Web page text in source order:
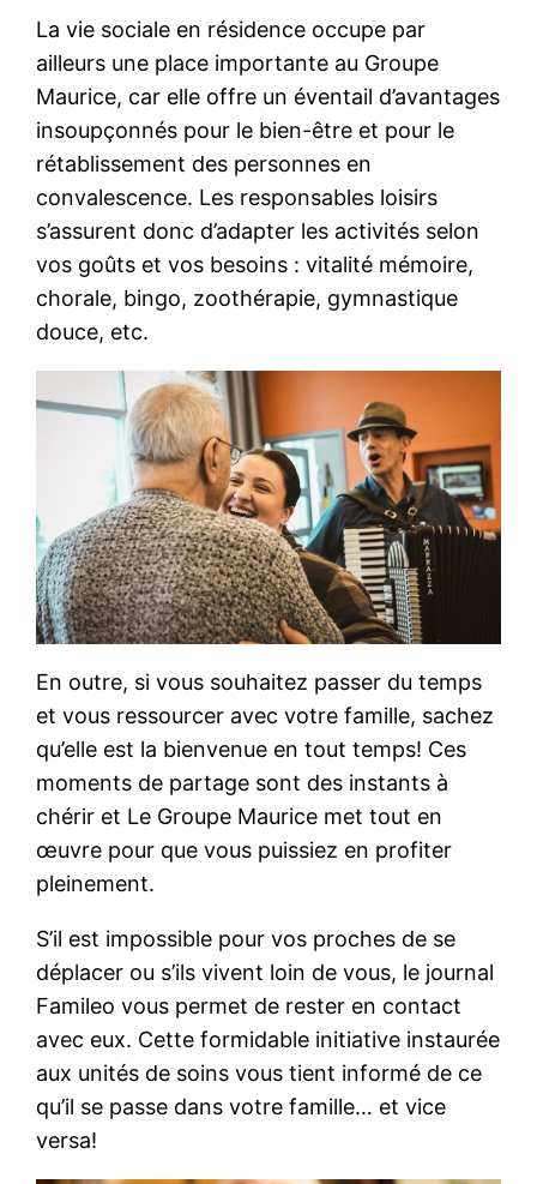
La vie sociale en résidence occupe par
ailleurs une place importante au Groupe
Maurice, car elle offre un éventail d’avantages
insoupçonnés pour le bien-être et pour le
rétablissement des personnes en
convalescence. Les responsables loisirs
s’assurent donc d’adapter les activités selon
vos goûts et vos besoins : vitalité mémoire,
chorale, bingo, zoothérapie, gymnastique
douce, etc.
En outre, si vous souhaitez passer du temps
et vous ressourcer avec votre famille, sachez
qu’elle est la bienvenue en tout temps! Ces
moments de partage sont des instants à
chérir et Le Groupe Maurice met tout en
œuvre pour que vous puissiez en profiter
pleinement.
S’il est impossible pour vos proches de se
déplacer ou s’ils vivent loin de vous, le journal
Famileo vous permet de rester en contact
avec eux. Cette formidable initiative instaurée
aux unités de soins vous tient informé de ce
qu’il se passe dans votre famille… et vice
versa!